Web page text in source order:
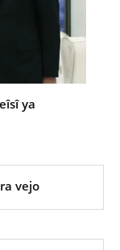
ya
vejo